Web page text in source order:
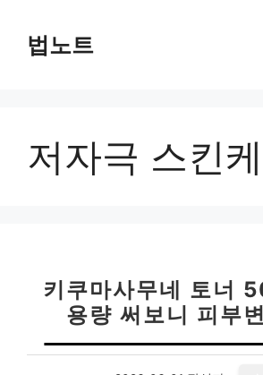
법노트
저자극 스킨
키쿠마사무네 토너
용량 써보니 피부